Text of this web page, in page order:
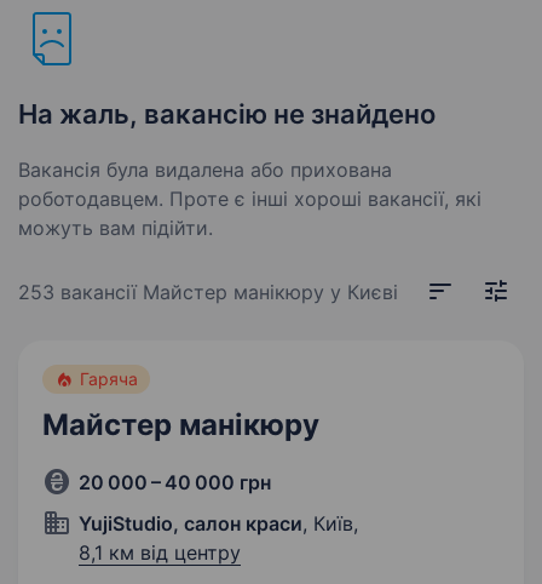
На жаль, вакансію не знайдено
Вакансія була видалена або прихована
роботодавцем. Проте є інші хороші вакансії, які
можуть вам підійти.
253 вакансії Майстер манікюру у Києві
Гаряча
Майстер манікюру
20 000 – 40 000 грн
YujiStudio, салон краси, Київ,
8,1 км від центру